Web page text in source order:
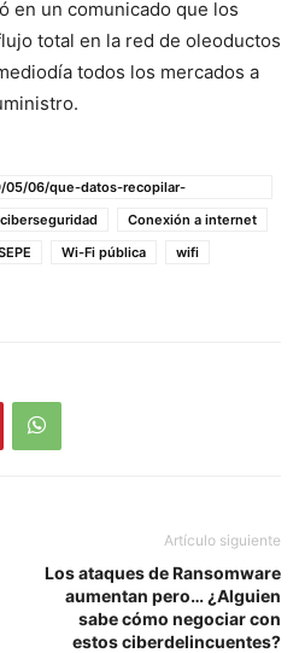
en un comunicado que los
total en la red de oleoductos
todos los mercados a
05/06/que-datos-recopilar-
ciberseguridad
Conexión a internet
Wi-Fi pública
wifi
Artículo siguiente
Los ataques de Ransomware
aumentan pero… ¿Alguien
sabe cómo negociar con
estos ciberdelincuentes?